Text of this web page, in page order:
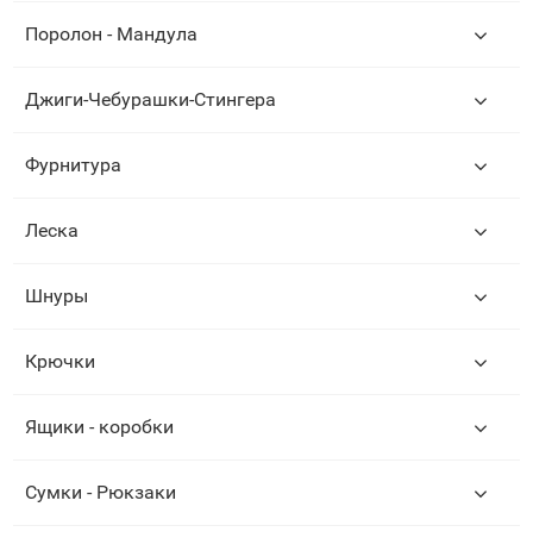
Поролон - Мандула
Джиги-Чебурашки-Стингера
Фурнитура
Леска
Шнуры
Крючки
Ящики - коробки
Сумки - Рюкзаки